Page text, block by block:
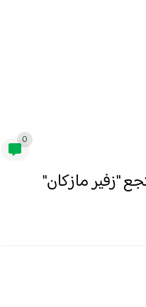
0
"زفير مازكان"